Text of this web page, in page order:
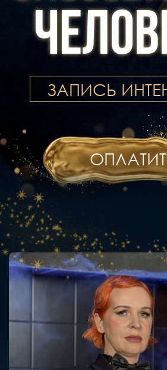
ЗАПИСЬ ИНТЕНСИВА
ПРИШЛО ВРЕМЯ РАСПАКОВКИ
И ОСВОЕНИЯ СОБСТВЕННЫХ
УНИКАЛЬНЫХ СПОСОБНОСТЕЙ
И ИХ МОНЕТИЗАЦИИ.
ПРИШЛО ВРЕМЯ ВЛИЯТЬ
НА ЭТОТ МИР ТОЧНО,
ПРАВИЛЬНО И ВДУМЧИВО.